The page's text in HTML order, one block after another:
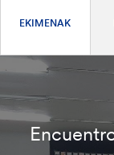
EKIMENAK